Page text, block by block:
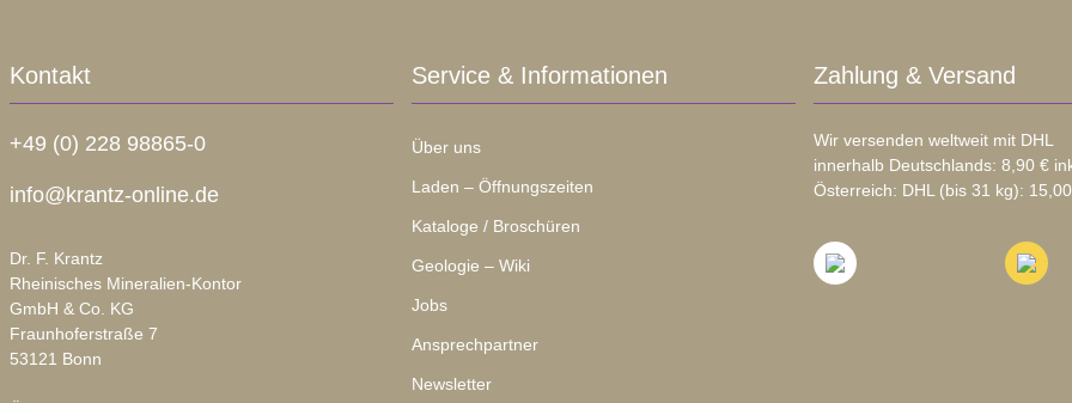
Kontakt
+49 (0) 228 98865-0
info@krantz-online.de
Dr. F. Krantz
Rheinisches Mineralien-Kontor
GmbH & Co. KG
Fraunhoferstraße 7
53121 Bonn
Service & Informationen
Über uns
Laden – Öffnungszeiten
Kataloge / Broschüren
Geologie – Wiki
Jobs
Ansprechpartner
Newsletter
Zahlung & Versand
Wir versenden weltweit mit DHL
innerhalb Deutschlands: 8,90 €
Österreich: DHL (bis 31 kg):